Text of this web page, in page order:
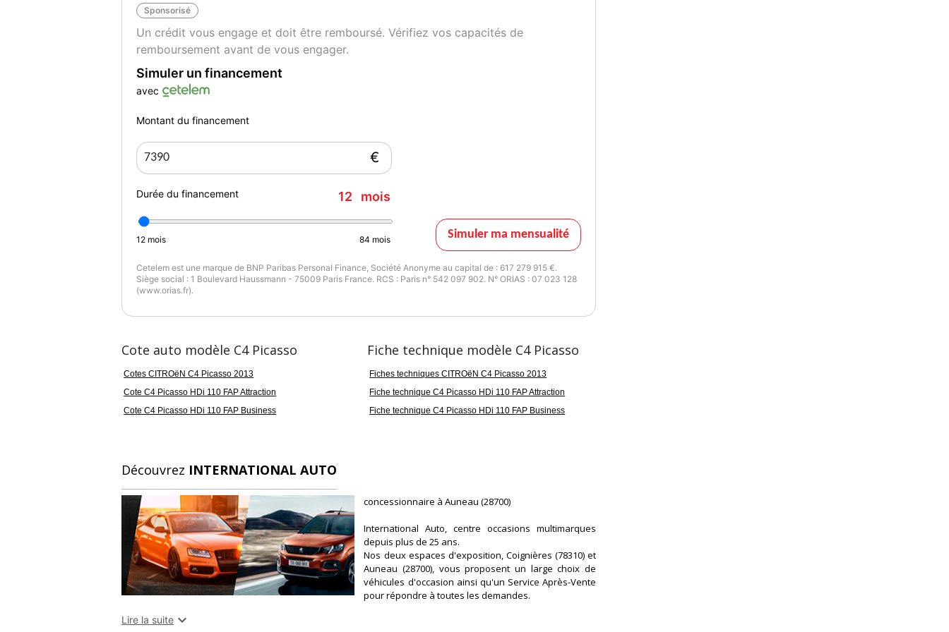
du Lundi au vendredi de 8h30 à 12h00 et de 14h00 à 18h30
le Samedi de 9h00 à 12h00 et de 14h00 à 18h00
En dehors de ces horaires , dimanche et jours fériés sur RDV exclusivement..
Garantie : 3 MOIS
Couleur
Garantie mécanique
3 mois
Sponsorisé
Un crédit vous engage et doit être remboursé. Vérifiez vos capacités de
remboursement avant de vous engager.
Simuler un financement
avec
Montant du financement
€
Durée du financement 12 mois
12 mois 84 mois Simuler ma mensualité
Cetelem est une marque de BNP Paribas Personal Finance, Société Anonyme au capital de : 617 279 915 €.
Siège social : 1 Boulevard Haussmann - 75009 Paris France. RCS : Paris n° 542 097 902. N° ORIAS : 07 023 128
(www.orias.fr).
Cote auto modèle C4 Picasso
Cotes CITROëN C4 Picasso 2013
Cote C4 Picasso HDi 110 FAP Attraction
Cote C4 Picasso HDi 110 FAP Business
Fiche technique modèle C4 Picasso
Fiches techniques CITROëN C4 Picasso 2013
Fiche technique C4 Picasso HDi 110 FAP Attraction
Fiche technique C4 Picasso HDi 110 FAP Business
Découvrez INTERNATIONAL AUTO
concessionnaire à Auneau (28700)
International Auto, centre occasions multimarques
depuis plus de 25 ans.
Nos deux espaces d'exposition, Coignières (78310) et
Auneau (28700), vous proposent un large choix de
véhicules d'occasion ainsi qu'un Service Après-Vente
pour répondre à toutes les demandes.
Lire la suite 